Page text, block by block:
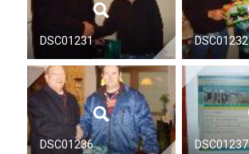
DSC01231 DSC01232
DSC01236 DSC01237